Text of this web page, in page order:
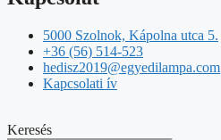
5000 Szolnok, Kápolna utca 5.
+36 (56) 514-523
hedisz2019@egyedilampa.com
Kapcsolati ív
Keresés